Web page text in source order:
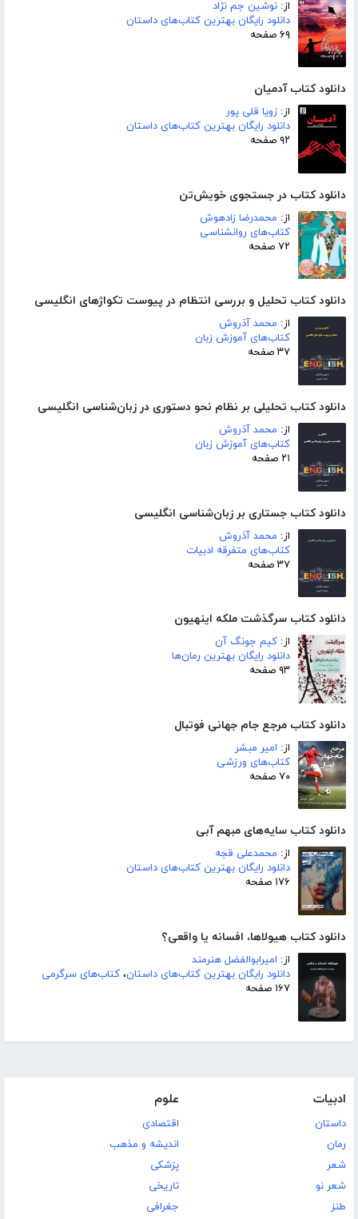
از: نوشین جم نژاد
دانلود رایگان بهترین کتاب‌های داستان
۶۹ صفحه
دانلود کتاب آدمیان
از: زویا قلی پور
دانلود رایگان بهترین کتاب‌های داستان
۹۲ صفحه
دانلود کتاب در جستجوی خویش‌تن
از: محمدرضا زادهوش
کتاب‌های روانشناسی
۷۲ صفحه
دانلود کتاب تحلیل و بررسی انتظام در پیوست تکواژهای انگلیسی
از: محمد آذروش
کتاب‌های آموزش زبان
۳۷ صفحه
دانلود کتاب تحلیلی بر نظام نحو دستوری در زبان‌شناسی انگلیسی
از: محمد آذروش
کتاب‌های آموزش زبان
۲۱ صفحه
دانلود کتاب جستاری بر زبان‌شناسی انگلیسی
از: محمد آذروش
کتاب‌های متفرقه ادبیات
۳۷ صفحه
دانلود کتاب سرگذشت ملکه اینهیون
از: کیم جونگ آن
دانلود رایگان بهترین رمان‌ها
۹۳ صفحه
دانلود کتاب مرجع جام جهانی فوتبال
از: امیر مبشر
کتاب‌های ورزشی
۷۰ صفحه
دانلود کتاب سایه‌های مبهم آبی
از: محمدعلی قجه
دانلود رایگان بهترین کتاب‌های داستان
۱۷۶ صفحه
دانلود کتاب هیولاها، افسانه یا واقعی؟
از: امیرابوالفضل هنرمند
دانلود رایگان بهترین کتاب‌های داستان، کتاب‌های سرگرمی
۱۶۷ صفحه
ادبیات
داستان
رمان
شعر
شعر نو
طنز
علوم
اقتصادی
اندیشه و مذهب
پزشکی
تاریخی
جغرافی